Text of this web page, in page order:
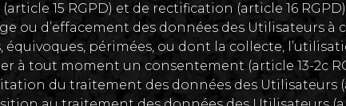
(article 15 RGPD) et de rectification (article 16
ou d’effacement des données des Utilisateurs à
équivoques, périmées, ou dont la collecte,
à tout moment un consentement (article 13-2c
du traitement des données des Utilisateurs